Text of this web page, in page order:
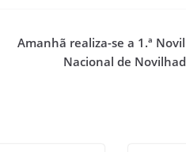
Amanhã realiza-se a 1.ª
Nacional de